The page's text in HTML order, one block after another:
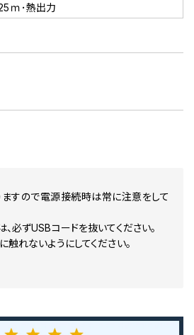
ｍ･熱出力
すので電源接続時は常に注意をして
必ずUSBコードを抜いてください。
れないようにしてください。